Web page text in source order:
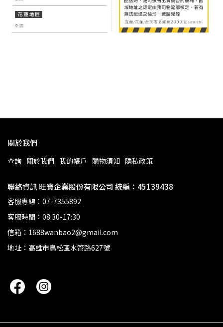
關於我們
查詢 關於我們 我的帳戶 購物須知 隱私政策
聯絡資訊 旺寶企業股份有限公司 統編：45139438
客服專線：07-7355892
客服時間：08:30-17:30
信箱：1688wanbao2@gmail.com
地址：高雄市鳥松區水管路627號